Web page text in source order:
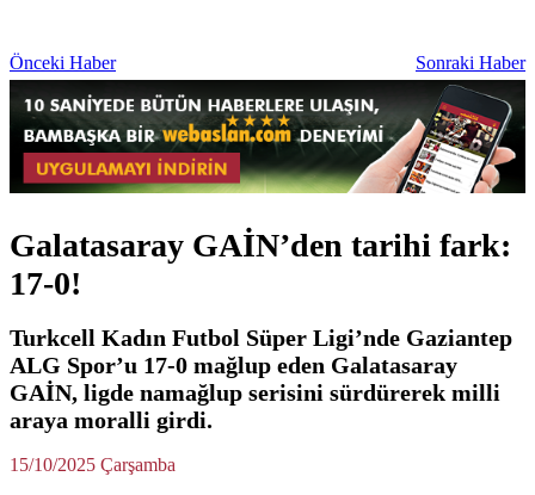
Önceki Haber Sonraki Haber
Galatasaray GAİN’den tarihi fark:
17-0!
Turkcell Kadın Futbol Süper Ligi’nde Gaziantep
ALG Spor’u 17-0 mağlup eden Galatasaray
GAİN, ligde namağlup serisini sürdürerek milli
araya moralli girdi.
15/10/2025 Çarşamba